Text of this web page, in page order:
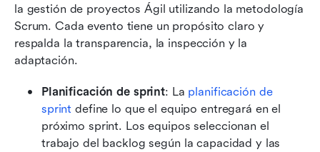
la gestión de proyectos Ágil utilizando la metodología
Scrum. Cada evento tiene un propósito claro y
respalda la transparencia, la inspección y la
adaptación.
Planificación de sprint: La planificación de
sprint define lo que el equipo entregará en el
próximo sprint. Los equipos seleccionan el
trabajo del backlog según la capacidad y las